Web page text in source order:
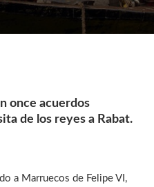
once acuerdos
de los reyes a Rabat.
a Marruecos de Felipe VI,